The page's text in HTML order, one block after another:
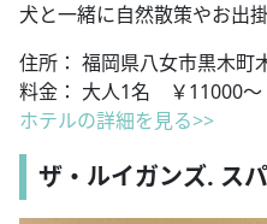
犬と一緒に自然散策やお出
住所： 福岡県八女市黒木町
料金： 大人1名 ￥11000～
ホテルの詳細を見る>>
ザ・ルイガンズ. ス